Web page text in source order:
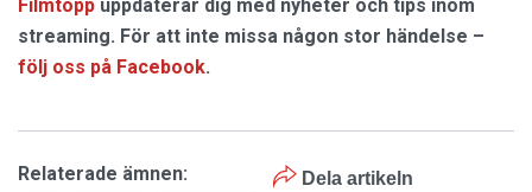
Filmtopp uppdaterar dig med nyheter och tips inom
streaming. För att inte missa någon stor händelse –
följ oss på Facebook.
Dela artikeln
Relaterade ämnen: